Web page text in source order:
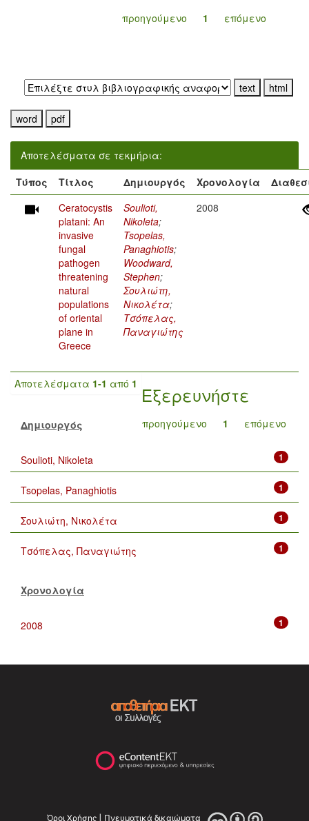
προηγούμενο 1 επόμενο
Αποτελέσματα σε τεκμήρια:
Τύπος
Τίτλος Δημιουργός Χρονολογία
Ceratocystis
platani: An
invasive
fungal
pathogen
threatening
natural
populations
of oriental
plane in
Greece
Soulioti,
Nikoleta;
Tsopelas,
Panaghiotis;
Woodward,
Stephen;
Σουλιώτη,
Νικολέτα;
Τσόπελας,
Παναγιώτης
2008
Αποτελέσματα 1-1 από 1
προηγούμενο 1 επόμενο
Εξερευνήστε
Δημιουργός
1
Soulioti, Nikoleta
1
Tsopelas, Panaghiotis
1
Σουλιώτη, Νικολέτα
1
Τσόπελας, Παναγιώτης
Χρονολογία
1
2008